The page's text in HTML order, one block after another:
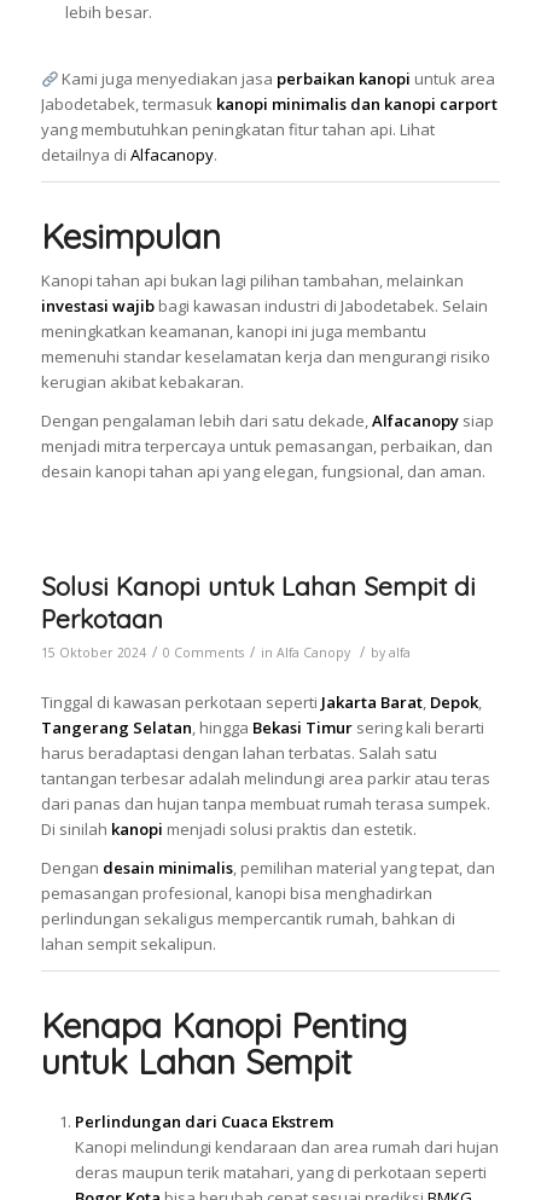
lebih besar.
Kami juga menyediakan jasa perbaikan kanopi untuk area
Jabodetabek, termasuk kanopi minimalis dan kanopi carport
yang membutuhkan peningkatan fitur tahan api. Lihat
detailnya di Alfacanopy.
Kesimpulan
Kanopi tahan api bukan lagi pilihan tambahan, melainkan
investasi wajibbagi kawasan industri di Jabodetabek. Selain
meningkatkan keamanan, kanopi ini juga membantu
memenuhi standar keselamatan kerja dan mengurangi risiko
kerugian akibat kebakaran.
Dengan pengalaman lebih dari satu dekade,Alfacanopysiap
menjadi mitra terpercaya untuk pemasangan, perbaikan, dan
desain kanopi tahan api yang elegan, fungsional, dan aman.
Solusi Kanopi untuk Lahan Sempit di
Perkotaan
15 Oktober 2024 / 0 Comments / in Alfa Canopy / by alfa
Tinggal di kawasan perkotaan seperti Jakarta Barat, Depok,
Tangerang Selatan , hingga Bekasi Timursering kali berarti
harus beradaptasi dengan lahan terbatas. Salah satu
tantangan terbesar adalah melindungi area parkir atau teras
dari panas dan hujan tanpa membuat rumah terasa sumpek.
Di sinilah kanopi menjadi solusi praktis dan estetik.
Dengan desain minimalis, pemilihan material yang tepat, dan
pemasangan profesional, kanopi bisa menghadirkan
perlindungan sekaligus mempercantik rumah, bahkan di
lahan sempit sekalipun.
Kenapa Kanopi Penting
untuk Lahan Sempit
Perlindungan dari Cuaca Ekstrem
Kanopi melindungi kendaraan dan area rumah dari hujan
deras maupun terik matahari, yang di perkotaan seperti